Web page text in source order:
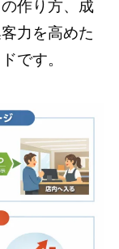
作り方、成
力を高めた
です。